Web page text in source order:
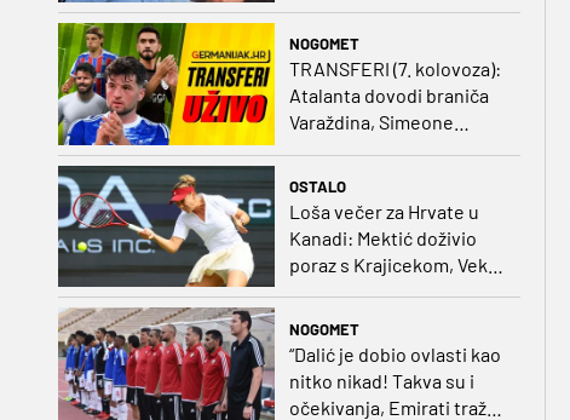
NOGOMET
TRANSFERI (7. kolovoza):
Atalanta dovodi braniča
Varaždina, Simeone
OSTALO
Loša večer za Hrvate u
Kanadi: Mektić doživio
poraz s Krajicekom, Vekić
poražena u paru sa
NOGOMET
“Dalić je dobio ovlasti kao
nitko nikad! Takva su i
očekivanja, Emirati traže